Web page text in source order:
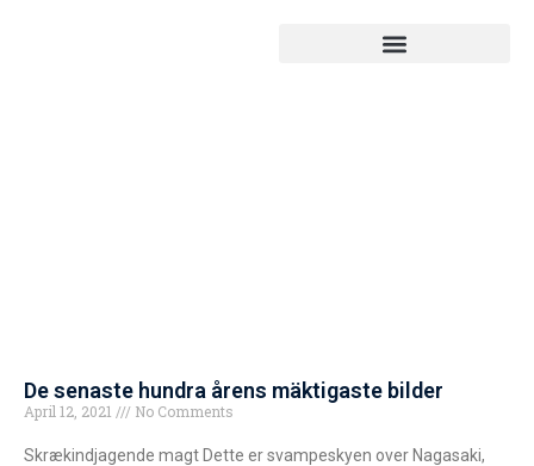
De senaste hundra årens mäktigaste bilder
April 12, 2021 No Comments
Skrækindjagende magt Dette er svampeskyen over Nagasaki,